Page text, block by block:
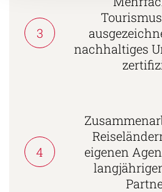
3
nachhaltiges
4
eigenen